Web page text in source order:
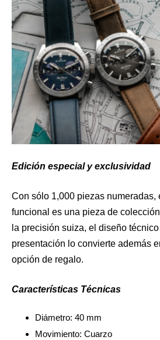
Edición especial y exclusividad
Con sólo 1,000 piezas numeradas,
funcional es una pieza de
la precisión suiza, el diseño
presentación lo convierte además
opción de regalo.
Características Técnicas
Diámetro: 40 mm
Movimiento: Cuarzo